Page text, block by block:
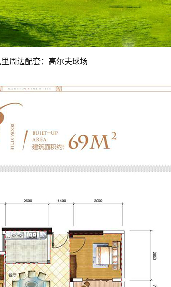
周边配套：高尔夫球场